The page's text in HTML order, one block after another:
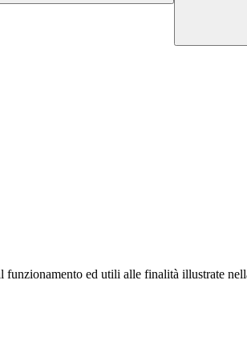
funzionamento ed utili alle finalità illustrate